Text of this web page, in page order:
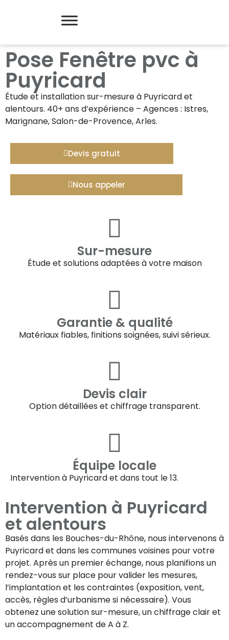
Pose Fenêtre pvc à
Puyricard
Étude et installation sur-mesure à Puyricardet
alentours. 40+ ans d’expérience – Agences : Istres,
Marignane, Salon-de-Provence, Arles.
Devis gratuit
Nous appeler
Sur-mesure
Étude et solutions adaptées à votre maison
Garantie & qualité
Matériaux fiables, finitions soignées, suivi sérieux.
Devis clair
Option détaillées et chiffrage transparent.
Équipe locale
Intervention à Puyricardet dans tout le 13.
Intervention à Puyricard
et alentours
Basés dans les Bouches-du-Rhône, nous intervenons à
Puyricardet dans les communes voisines pour votre
projet. Après un premier échange, nous planifions un
rendez-vous sur place pour valider les mesures,
l’implantation et les contraintes (exposition, vent,
accès, règles d’urbanisme si nécessaire). Vous
obtenez une solution sur-mesure, un chiffrage clair et
un accompagnement de A à Z.